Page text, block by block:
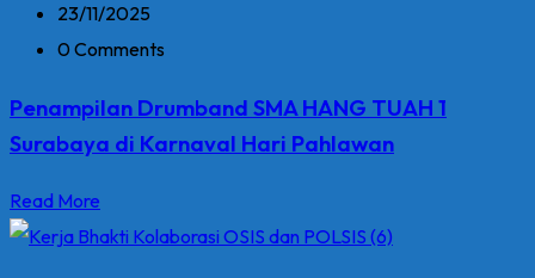
23/11/2025
0 Comments
Penampilan Drumband SMA HANG TUAH 1
Surabaya di Karnaval Hari Pahlawan
Read More